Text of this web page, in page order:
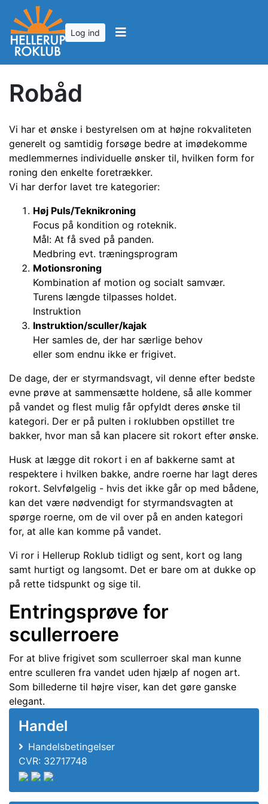
Log ind
Robåd
Vi har et ønske i bestyrelsen om at højne rokvaliteten
generelt og samtidig forsøge bedre at imødekomme
medlemmernes individuelle ønsker til, hvilken form for
roning den enkelte foretrækker.
Vi har derfor lavet tre kategorier:
Høj Puls/Teknikroning
Focus på kondition og roteknik.
Mål: At få sved på panden.
Medbring evt. træningsprogram
Motionsroning
Kombination af motion og socialt samvær.
Turens længde tilpasses holdet.
Instruktion
Instruktion/sculler/kajak
Her samles de, der har særlige behov
eller som endnu ikke er frigivet.
De dage, der er styrmandsvagt, vil denne efter bedste
evne prøve at sammensætte holdene, så alle kommer
på vandet og flest mulig får opfyldt deres ønske til
kategori. Der er på pulten i roklubben opstillet tre
bakker, hvor man så kan placere sit rokort efter ønske.
Husk at lægge dit rokort i en af bakkerne samt at
respektere i hvilken bakke, andre roerne har lagt deres
rokort. Selvfølgelig - hvis det ikke går op med bådene,
kan det være nødvendigt for styrmandsvagten at
spørge roerne, om de vil over på en anden kategori
for, at alle kan komme på vandet.
Vi ror i Hellerup Roklub tidligt og sent, kort og lang
samt hurtigt og langsomt. Det er bare om at dukke op
på rette tidspunkt og sige til.
Entringsprøve for
scullerroere
For at blive frigivet som scullerroer skal man kunne
entre sculleren fra vandet uden hjælp af nogen art.
Som billederne til højre viser, kan det gøre ganske
elegant.
Handel
Handelsbetingelser
CVR: 32717748